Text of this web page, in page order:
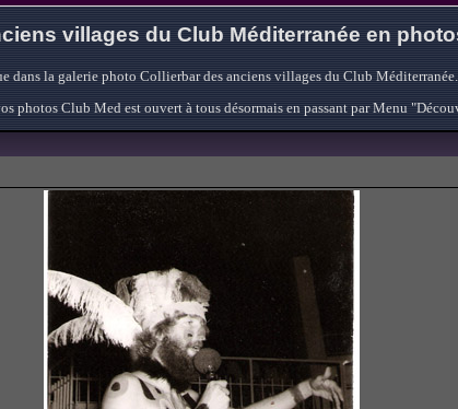
villages du Club Méditerranée en
dans la galerie photo Collierbar des anciens villages du Club Méditerranée.
photos Club Med est ouvert à tous désormais en passant par Menu